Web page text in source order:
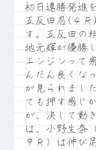
初日連勝発進
五反田忍(４
す。五反田の
地元輝が優勝
エンジンって
んだん良くな
が見られまし
ても押す感じ
が、決して動
は、小野生奈
９Ｒ）は伸び